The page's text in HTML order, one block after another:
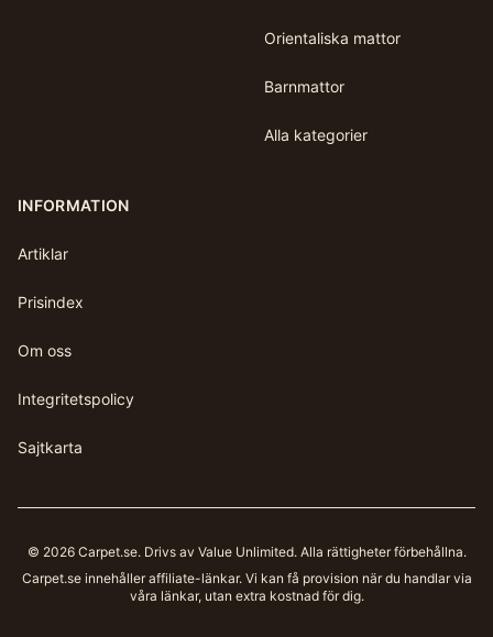
Orientaliska mattor
Barnmattor
Alla kategorier
INFORMATION
Artiklar
Prisindex
Om oss
Integritetspolicy
Sajtkarta
© 2026 Carpet.se. Drivs av Value Unlimited. Alla rättigheter förbehållna.
Carpet.seinnehåller affiliate-länkar. Vi kan få provision när du handlar via
våra länkar, utan extra kostnad för dig.